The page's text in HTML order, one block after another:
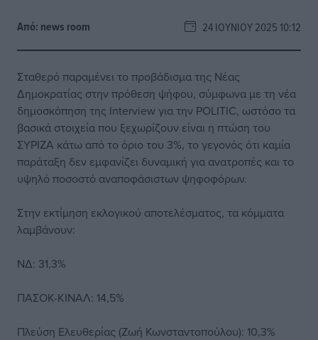
Από: news room 24 ΙΟΥΝΊΟΥ 2025 10:12
Σταθερό παραμένει το προβάδισμα της Νέας
Δημοκρατίας στην πρόθεση ψήφου, σύμφωνα με τη νέα
δημοσκόπηση της Interview για την POLITIC, ωστόσο τα
βασικά στοιχεία που ξεχωρίζουν είναι η πτώση του
ΣΥΡΙΖΑ κάτω από το όριο του 3%, το γεγονός ότι καμία
παράταξη δεν εμφανίζει δυναμική για ανατροπές και το
υψηλό ποσοστό αναποφάσιστων ψηφοφόρων.
Στην εκτίμηση εκλογικού αποτελέσματος, τα κόμματα
λαμβάνουν:
ΝΔ: 31,3%
ΠΑΣΟΚ-ΚΙΝΑΛ: 14,5%
Πλεύση Ελευθερίας (Ζωή Κωνσταντοπούλου): 10,3%